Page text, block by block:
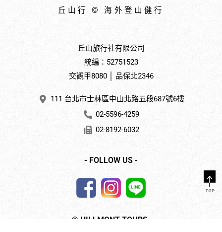
丘山行 © 海外登山健行
丘山旅行社有限公司
統編：52751523
交觀甲8080 │ 品保北2346
111 台北市士林區中山北路五段687號6樓
02-5596-4259
02-8192-6032
- FOLLOW US -
© HILLMONT TOURS.